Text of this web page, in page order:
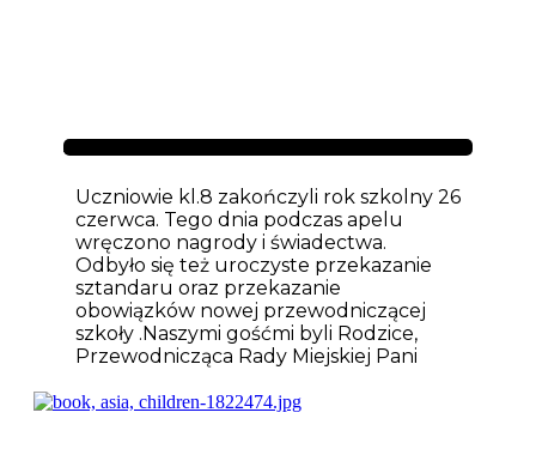
Aktualności
Uczniowie kl.8 zakończyli rok szkolny 26
czerwca. Tego dnia podczas apelu
wręczono nagrody i świadectwa.
Odbyło się też uroczyste przekazanie
sztandaru oraz przekazanie
obowiązków nowej przewodniczącej
szkoły .Naszymi gośćmi byli Rodzice,
Przewodnicząca Rady Miejskiej Pani